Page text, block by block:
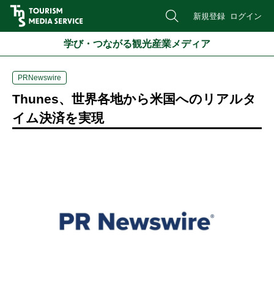
新規登録 ログイン
学び・つながる観光産業メディア
PRNewswire
Thunes、世界各地から米国へのリアルタ
イム決済を実現